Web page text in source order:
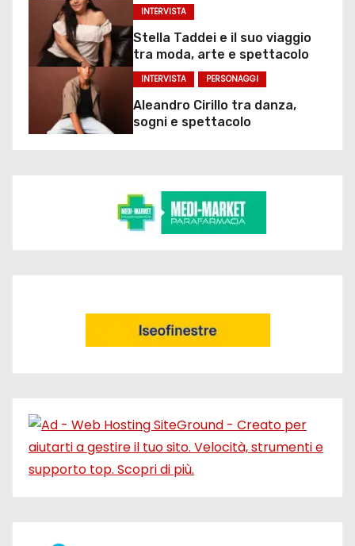
INTERVISTA
Stella Taddei e il suo viaggio
tra moda, arte e spettacolo
INTERVISTA PERSONAGGI
Aleandro Cirillo tra danza,
sogni e spettacolo